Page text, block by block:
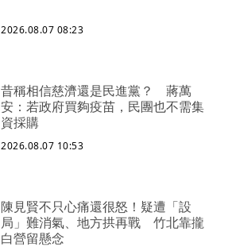
2026.08.07 08:23
昔稱相信慈濟還是民進黨？ 蔣萬
安：若政府買夠疫苗，民團也不需集
資採購
2026.08.07 10:53
陳見賢不只心痛還很怒！疑遭「設
局」難消氣、地方拱再戰 竹北靠攏
白營留懸念